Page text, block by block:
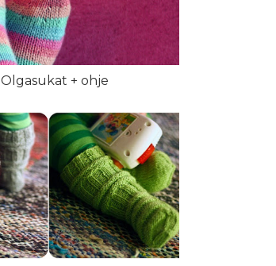
Olgasukat + ohje